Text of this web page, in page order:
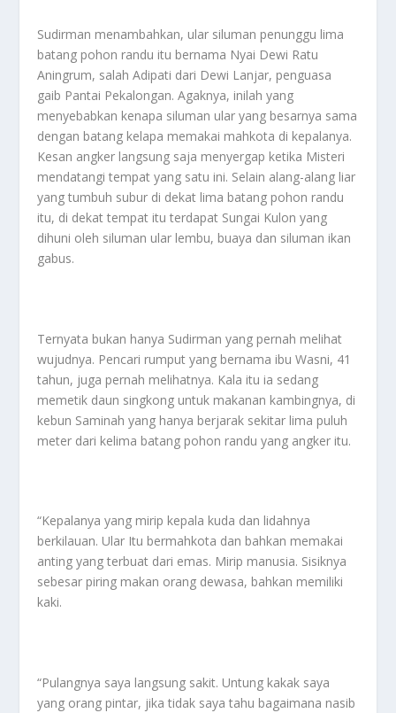
Sudirman menambahkan, ular siluman penunggu lima
batang pohon randu itu bernama Nyai Dewi Ratu
Aningrum, salah Adipati dari Dewi Lanjar, penguasa
gaib Pantai Pekalongan. Agaknya, inilah yang
menyebabkan kenapa siluman ular yang besarnya sama
dengan batang kelapa memakai mahkota di kepalanya.
Kesan angker langsung saja menyergap ketika Misteri
mendatangi tempat yang satu ini. Selain alang-alang liar
yang tumbuh subur di dekat lima batang pohon randu
itu, di dekat tempat itu terdapat Sungai Kulon yang
dihuni oleh siluman ular lembu, buaya dan siluman ikan
gabus.
Ternyata bukan hanya Sudirman yang pernah melihat
wujudnya. Pencari rumput yang bernama ibu Wasni, 41
tahun, juga pernah melihatnya. Kala itu ia sedang
memetik daun singkong untuk makanan kambingnya, di
kebun Saminah yang hanya berjarak sekitar lima puluh
meter dari kelima batang pohon randu yang angker itu.
“Kepalanya yang mirip kepala kuda dan lidahnya
berkilauan. Ular Itu bermahkota dan bahkan memakai
anting yang terbuat dari emas. Mirip manusia. Sisiknya
sebesar piring makan orang dewasa, bahkan memiliki
kaki.
“Pulangnya saya langsung sakit. Untung kakak saya
yang orang pintar, jika tidak saya tahu bagaimana nasib